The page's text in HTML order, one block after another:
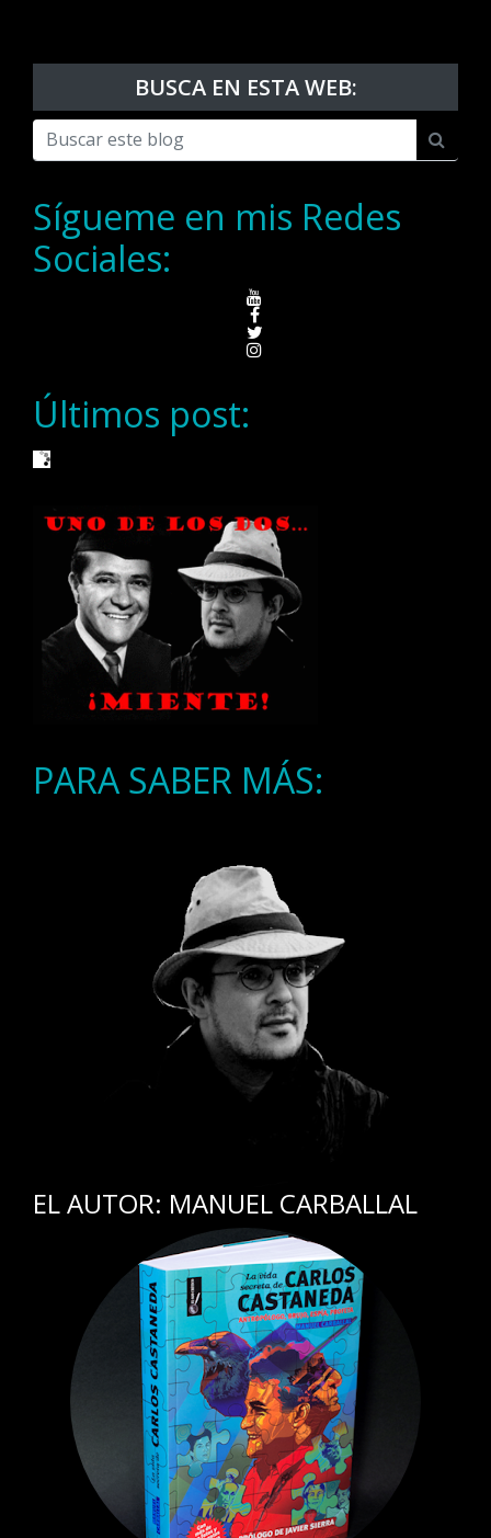
BUSCA EN ESTA WEB:
Sígueme en mis Redes
Sociales:
Últimos post:
PARA SABER MÁS:
EL AUTOR: MANUEL CARBALLAL